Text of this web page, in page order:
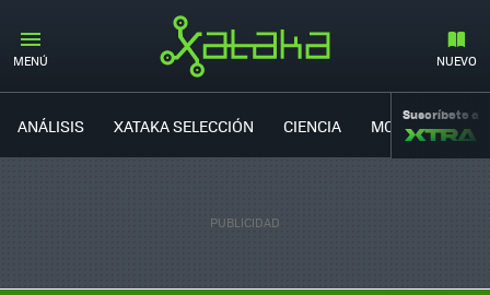
MENÚ NUEVO
ANÁLISIS XATAKA SELECCIÓN CIENCIA MOVILIDAD
Suscríbete a